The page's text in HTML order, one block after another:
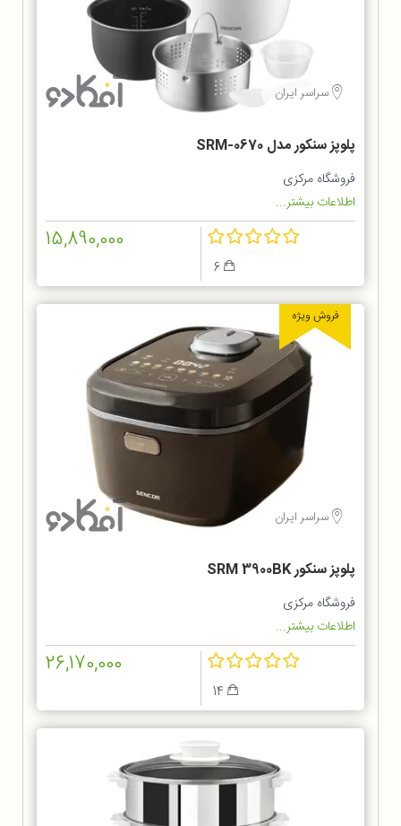
سراسر ایران
پلوپز سنکور مدل SRM-0670
فروشگاه مرکزی
اطلاعات بیشتر...
15,890,000
فروش ویژه
سراسر ایران
پلوپز سنکور SRM 3900BK
فروشگاه مرکزی
اطلاعات بیشتر...
26,170,000